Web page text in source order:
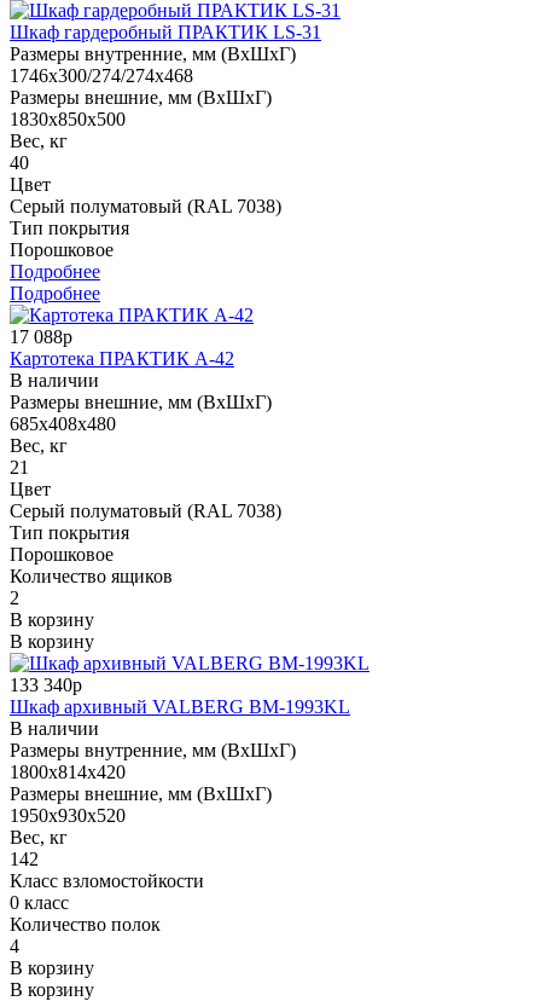
Шкаф гардеробный ПРАКТИК LS-31
Размеры внутренние, мм (ВхШхГ)
1746x300/274/274x468
Размеры внешние, мм (ВхШхГ)
1830x850x500
Вес, кг
40
Цвет
Серый полуматовый (RAL 7038)
Тип покрытия
Порошковое
Подробнее
Подробнее
17 088р
Картотека ПРАКТИК А-42
В наличии
Размеры внешние, мм (ВхШхГ)
685x408x480
Вес, кг
21
Цвет
Серый полуматовый (RAL 7038)
Тип покрытия
Порошковое
Количество ящиков
2
В корзину
В корзину
133 340р
Шкаф архивный VALBERG BM-1993KL
В наличии
Размеры внутренние, мм (ВхШхГ)
1800x814x420
Размеры внешние, мм (ВхШхГ)
1950x930x520
Вес, кг
142
Класс взломостойкости
0 класс
Количество полок
4
В корзину
В корзину